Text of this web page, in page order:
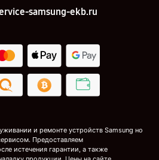
samsung-ekb.ru
и ремонте устройств Samsung но
Предоставляем
истечения гарантии, а также